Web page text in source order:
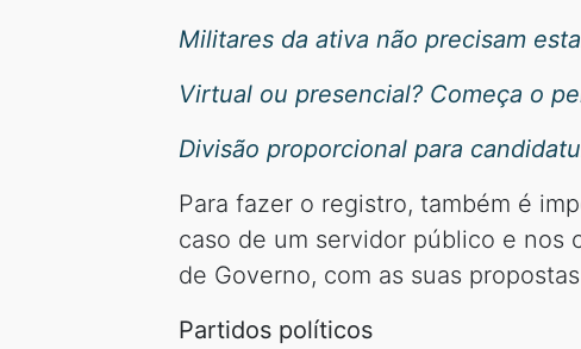
Militares da ativa não precisam
Virtual ou presencial? Começa o
Divisão proporcional para
Para fazer o registro, também é
caso de um servidor público e nos
de Governo, com as suas
Partidos políticos